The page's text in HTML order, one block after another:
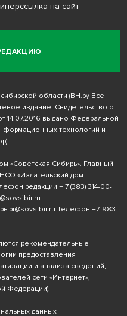
на сайт
области (ВН.ру Все
издание. Свидетельство о
выдано Федеральной
технологий и
«Советская Сибирь». Главный
«Издательский дом
редакции + 7 (383) 314-00-
pr@sovsibir.ru Телефон +7-983-
рекомендательные
предоставления
и анализа сведений,
сети «Интернет»,
Федерации).
данных